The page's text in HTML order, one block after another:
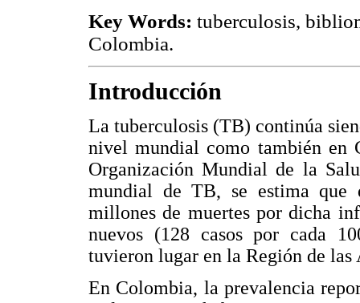
Key Words: tuberculosis,
Colombia.
Introducción
La tuberculosis (TB) continúa
nivel mundial como también en
Organización Mundial de la
mundial de TB, se estima que
millones de muertes por dicha
nuevos (128 casos por cada
tuvieron lugar en la Región de las
En Colombia, la prevalencia